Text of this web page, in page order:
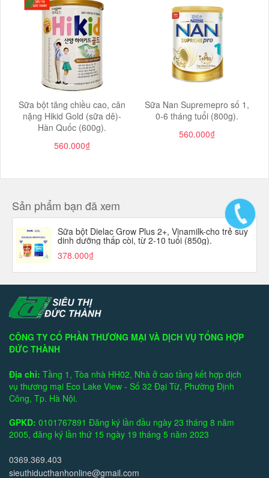
Sữa bột tăng chiều cao, cân
nặng Hikid Gold (sữa dê)-
Hàn Quốc (600g).
560.000₫
Sữa Nan Supremepro số 1,
0-6 tháng tuổi (800g).
560.000₫
Sản phẩm bạn đã xem
Sữa bột Dielac Grow Plus 2+, Vinamilk-cho trẻ suy
dinh dưỡng thấp còi, từ 2-10 tuổi (850g).
378.000₫
CÔNG TY CỔ PHẦN THƯƠNG MẠI VÀ DỊCH VỤ TỔNG HỢP
ĐỨC THÀNH
Địa chỉ: Tầng 1, Tòa nhà HH02, Nhà ở cao tầng kết hợp dịch
vụ thương mại Eco Lake View - Số 32 Đại Từ, Phường Định
Công, Tp. Hà Nội.
GPKD: 0101767891 Đăng ký lần đầu ngày 23 tháng 8 năm
2005, đăng ký lần thứ 15 ngày 19 tháng 5 năm 2023
0369.369.403
sieuthiducthanhonline@gmail.com